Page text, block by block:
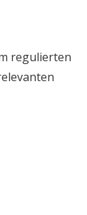
regulierten